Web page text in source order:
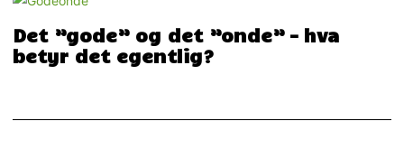
Det ”gode” og det ”onde” – hva
betyr det egentlig?